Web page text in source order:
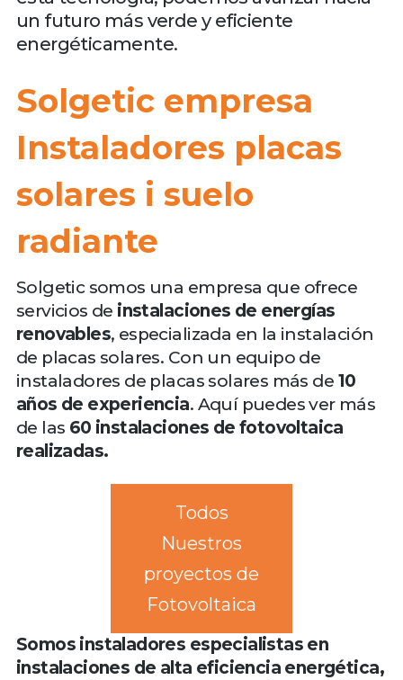
un futuro más verde y eficiente
energéticamente.
Solgetic empresa
Instaladores placas
solares i suelo
radiante
Solgetic somos una empresa que ofrece
servicios de instalaciones de energías
renovables, especializada en la instalación
de placas solares. Con un equipo de
instaladores de placas solares más de 10
años de experiencia. Aquí puedes ver más
de las 60 instalaciones de fotovoltaica
realizadas.
Todos
Nuestros
proyectos de
Fotovoltaica
Somos instaladores especialistas en
instalaciones de alta eficiencia energética,